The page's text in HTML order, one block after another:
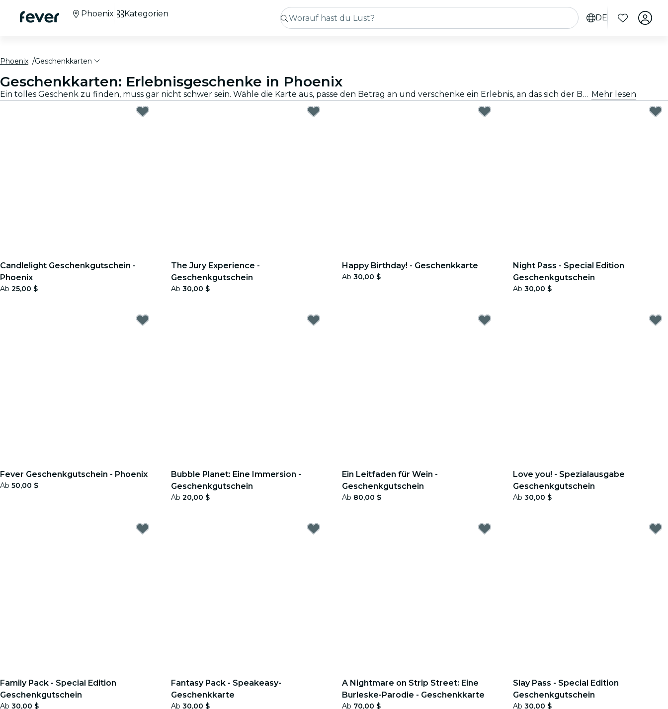
DE
Phoenix Kategorien
Phoenix Geschenkkarten
Geschenkkarten: Erlebnisgeschenke in Phoenix
Ein tolles Geschenk zu finden, muss gar nicht schwer sein. Wähle die Karte aus, passe den Betrag an und verschenke ein Erlebnis, an das sich der Beschenkte noch lange erinnern wird. Schnell, flexibel und kinderleicht. Mehr lesen
Candlelight Geschenkgutschein -
Phoenix
Ab 25,00 $
The Jury Experience -
Geschenkgutschein
Ab 30,00 $
Happy Birthday! - Geschenkkarte
Ab 30,00 $
Night Pass - Special Edition
Geschenkgutschein
Ab 30,00 $
Fever Geschenkgutschein - Phoenix
Ab 50,00 $
Bubble Planet: Eine Immersion -
Geschenkgutschein
Ab 20,00 $
Ein Leitfaden für Wein -
Geschenkgutschein
Ab 80,00 $
Love you! - Spezialausgabe
Geschenkgutschein
Ab 30,00 $
Family Pack - Special Edition
Geschenkgutschein
Ab 30,00 $
Fantasy Pack - Speakeasy-
Geschenkkarte
Ab 30,00 $
A Nightmare on Strip Street: Eine
Burleske-Parodie - Geschenkkarte
Ab 70,00 $
Slay Pass - Special Edition
Geschenkgutschein
Ab 30,00 $